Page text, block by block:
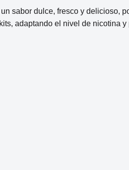
sabor dulce, fresco y delicioso,
adaptando el nivel de nicotina